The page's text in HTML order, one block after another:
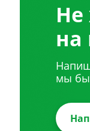
Не
на
мы